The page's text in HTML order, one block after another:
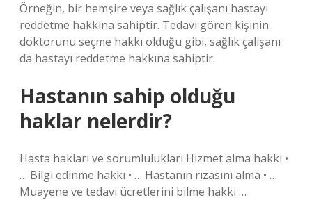
Örneğin, bir hemşire veya sağlık çalışanı hastayı
reddetme hakkına sahiptir. Tedavi gören kişinin
doktorunu seçme hakkı olduğu gibi, sağlık çalışanı
da hastayı reddetme hakkına sahiptir.
Hastanın sahip olduğu
haklar nelerdir?
Hasta hakları ve sorumlulukları Hizmet alma hakkı •
… Bilgi edinme hakkı • … Hastanın rızasını alma • …
Muayene ve tedavi ücretlerini bilme hakkı …